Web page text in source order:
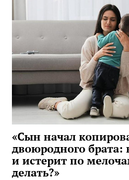
«Сын начал
двоюродного брата:
и истерит по
делать?»